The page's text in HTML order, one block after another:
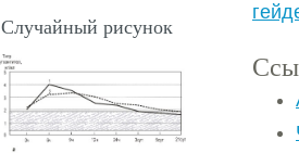
Случайный рисунок